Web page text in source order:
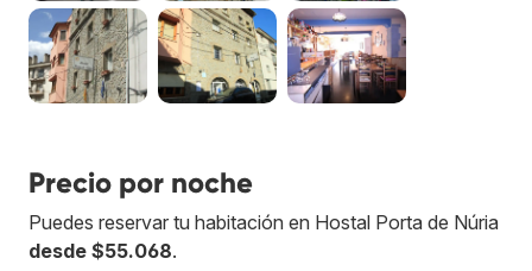
Precio por noche
Puedes reservar tu habitación en Hostal Porta de Núria
desde $55.068.